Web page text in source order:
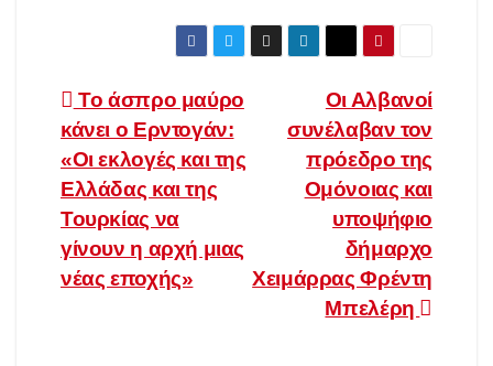
Πλοήγηση
άρθρων
Οι Αλβανοί
συνέλαβαν τον
πρόεδρο της
Ομόνοιας και
υποψήφιο
δήμαρχο
Χειμάρρας Φρέντη
Μπελέρη
Το άσπρο μαύρο
κάνει ο Ερντογάν:
«Οι εκλογές και της
Ελλάδας και της
Τουρκίας να
γίνουν η αρχή μιας
νέας εποχής»